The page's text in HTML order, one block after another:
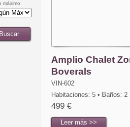
máximo
Amplio Chalet
Boverals
VIN-602
Habitaciones: 5 • Baños: 2
499 €
Leer más >>